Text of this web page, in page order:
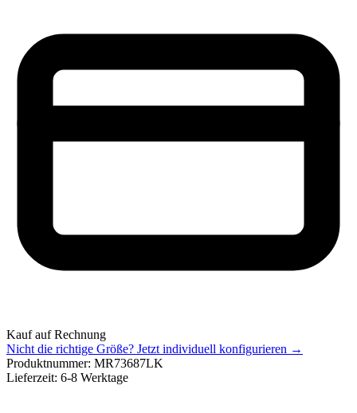
Kauf auf Rechnung
Nicht die richtige Größe? Jetzt individuell konfigurieren →
Produktnummer: MR73687LK
Lieferzeit: 6-8 Werktage